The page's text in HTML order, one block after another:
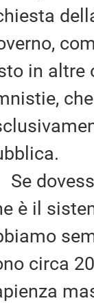
in altre
è il
circa